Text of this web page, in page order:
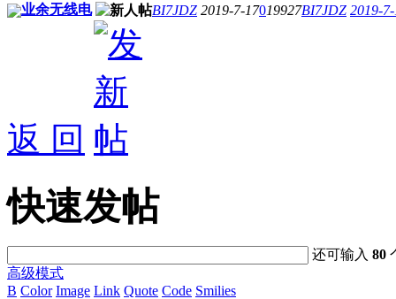
业余无线电
BI7JDZ 2019-7-17019927BI7JDZ 2019-
返 回
快速发帖
还可输入80
高级模式
B Color Image Link Quote Code Smilies